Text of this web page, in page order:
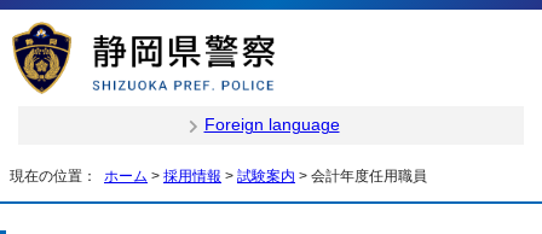
Foreign language
現在の位置： ホーム > 採用情報 > 試験案内 > 会計年度任用職員